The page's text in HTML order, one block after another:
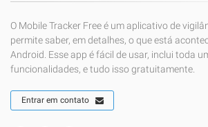
O Mobile Tracker Free é um aplicativo de
permite saber, em detalhes, o que está
Android. Esse app é fácil de usar, inclui toda
funcionalidades, e tudo isso gratuitamente.
Entrar em contato